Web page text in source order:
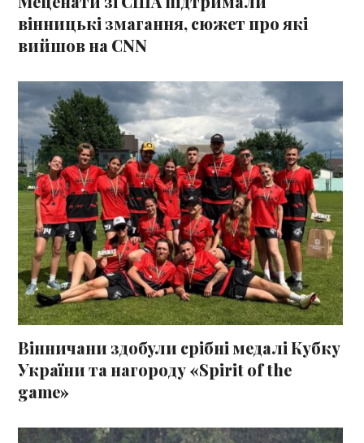
вінницькі змагання, сюжет про які
вийшов на CNN
Вінничани здобули срібні медалі Кубку
України та нагороду «Spirit of the
game»